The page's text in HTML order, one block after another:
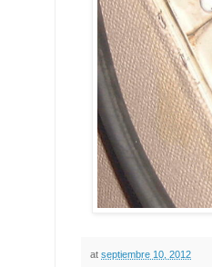
at septiembre 10, 2012